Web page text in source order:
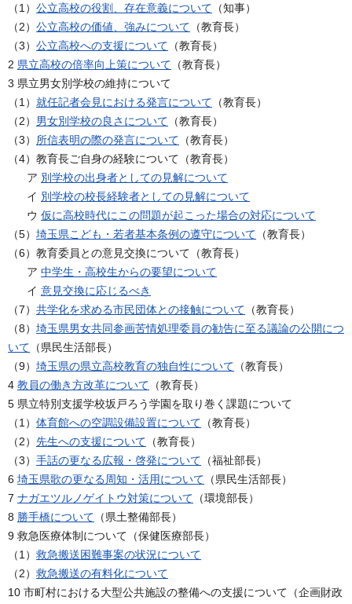
（1） 公立高校の役割、存在意義について （知事）
（2） 公立高校の価値、強みについて （教育長）
（3） 公立高校への支援について （教育長）
2 県立高校の倍率向上策について （教育長）
3 県立男女別学校の維持について
（1） 就任記者会見における発言について （教育長）
（2） 男女別学校の良さについて （教育長）
（3） 所信表明の際の発言について （教育長）
（4）教育長ご自身の経験について（教育長）
ア 別学校の出身者としての見解について
イ 別学校の校長経験者としての見解について
ウ 仮に高校時代にこの問題が起こった場合の対応について
（5） 埼玉県こども・若者基本条例の遵守について （教育長）
（6）教育委員との意見交換について（教育長）
ア 中学生・高校生からの要望について
イ 意見交換に応じるべき
（7） 共学化を求める市民団体との接触について （教育長）
（8） 埼玉県男女共同参画苦情処理委員の勧告に至る議論の公開につ
いて （県民生活部長）
（9） 埼玉県の県立高校教育の独自性について （教育長）
4 教員の働き方改革について （教育長）
5 県立特別支援学校坂戸ろう学園を取り巻く課題について
（1） 体育館への空調設備設置について （教育長）
（2） 先生への支援について （教育長）
（3） 手話の更なる広報・啓発について （福祉部長）
6 埼玉県歌の更なる周知・活用について （県民生活部長）
7 ナガエツルノゲイトウ対策について （環境部長）
8 勝手橋について （県土整備部長）
9 救急医療体制について（保健医療部長）
（1） 救急搬送困難事案の状況について
（2） 救急搬送の有料化について
10 市町村における大型公共施設の整備への支援について（企画財政